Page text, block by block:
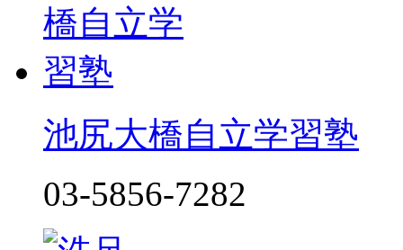
池尻大橋自立学習塾
03-5856-7282